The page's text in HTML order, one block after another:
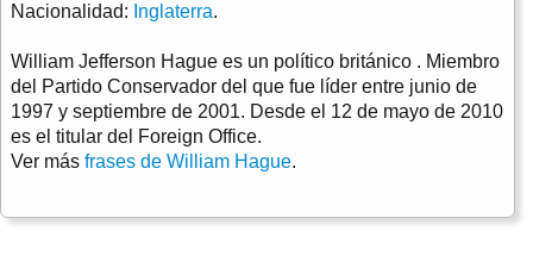
Nacionalidad: Inglaterra.
William Jefferson Hague es un político británico . Miembro
del Partido Conservador del que fue líder entre junio de
1997 y septiembre de 2001. Desde el 12 de mayo de 2010
es el titular del Foreign Office.
Ver más frases de William Hague.